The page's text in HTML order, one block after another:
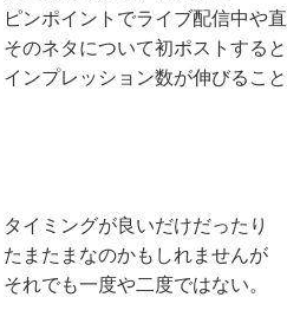
ピンポイントでライブ配信中や
そのネタについて初ポストすると
インプレッション数が伸びるこ
タイミングが良いだけだったり
たまたまなのかもしれませんが
それでも一度や二度ではない。